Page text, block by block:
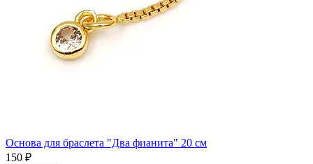
Основа для браслета "Два фианита" 20 см
150 ₽